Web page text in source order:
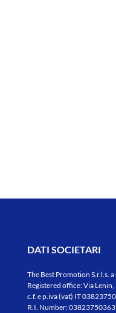
DATI SOCIETARI
The Best Promotion S.r.l.s.
Registered office: Via
c.f. e p.iva (vat) IT
R.I. Number: 03823750363